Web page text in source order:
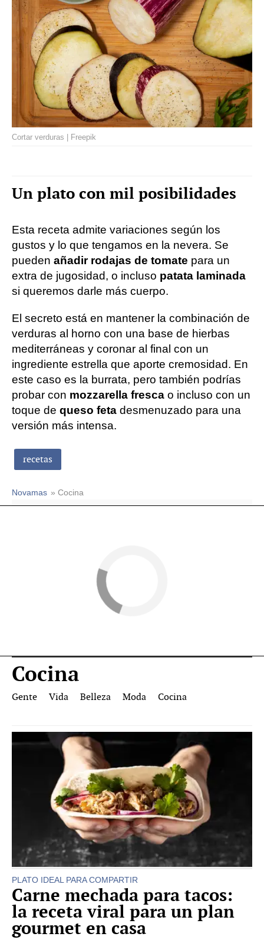
Cortar verduras | Freepik
Un plato con mil posibilidades
Esta receta admite variaciones según los
gustos y lo que tengamos en la nevera. Se
pueden añadir rodajas de tomate para un
extra de jugosidad, o incluso patata laminada
si queremos darle más cuerpo.
El secreto está en mantener la combinación de
verduras al horno con una base de hierbas
mediterráneas y coronar al final con un
ingrediente estrella que aporte cremosidad. En
este caso es la burrata, pero también podrías
probar con mozzarella fresca o incluso con un
toque de queso feta desmenuzado para una
versión más intensa.
recetas
Novamas » Cocina
Cocina
Gente Vida Belleza Moda Cocina
PLATO IDEAL PARA COMPARTIR
Carne mechada para tacos:
la receta viral para un plan
gourmet en casa